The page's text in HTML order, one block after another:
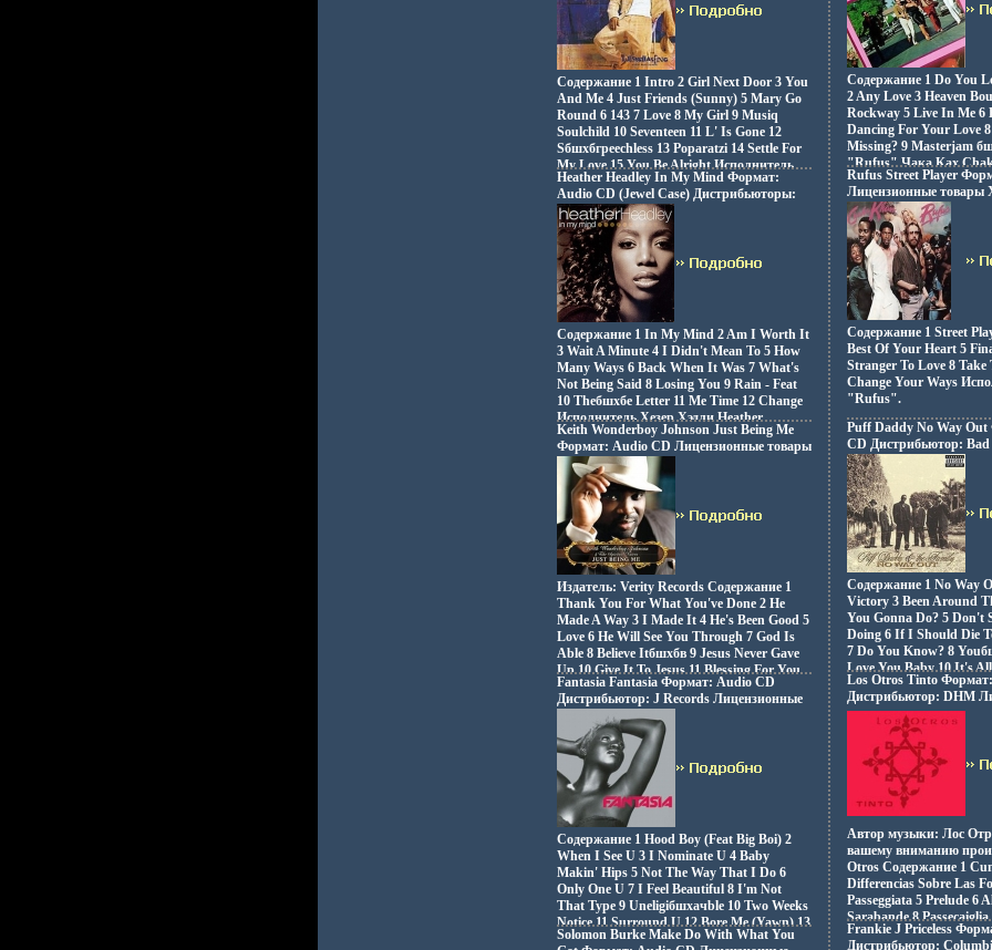
Содержание 1 Intro 2 Girl Next Door 3 You
And Me 4 Just Friends (Sunny) 5 Mary Go
Round 6 143 7 Love 8 My Girl 9 Musiq
Soulchild 10 Seventeen 11 L' Is Gone 12
Sбшхбгpeechless 13 Poparatzi 14 Settle For
My Love 15 You Be Alright Исполнитель
Musiq.
Heather Headley In My Mind Формат:
Audio CD (Jewel Case) Дистрибьюторы:
RCA, SONY BMG Германия
Лицензионные товары Характеристики
аудионосителей 2005 г Сборник:
Импортное издание инфо 5112z.
Содержание 1 In My Mind 2 Am I Worth It
3 Wait A Minute 4 I Didn't Mean To 5 How
Many Ways 6 Back When It Was 7 What's
Not Being Said 8 Losing You 9 Rain - Feat
10 Theбшхбе Letter 11 Me Time 12 Change
Исполнитель Хезер Хэдли Heather
Headley.
Keith Wonderboy Johnson Just Being Me
Формат: Audio CD Лицензионные товары
Характеристики аудионосителей 2006 г
Альбом: Импортное издание инфо 5114z.
Издатель: Verity Records Содержание 1
Thank You For What You've Done 2 He
Made A Way 3 I Made It 4 He's Been Good 5
Love 6 He Will See You Through 7 God Is
Able 8 Believe Itбшхбв 9 Jesus Never Gave
Up 10 Give It To Jesus 11 Blessing For You
12 Alright 13 Help Me To Stay Saved
Исполнитель Кэйс Вондербой Джонсон
Keith Wonderboy Johnson.
Fantasia Fantasia Формат: Audio CD
Дистрибьютор: J Records Лицензионные
товары Характеристики аудионосителей
2006 г Альбом: Импортное издание инфо
5116z.
Содержание 1 Hood Boy (Feat Big Boi) 2
When I See U 3 I Nominate U 4 Baby
Makin' Hips 5 Not The Way That I Do 6
Only One U 7 I Feel Beautiful 8 I'm Not
That Type 9 Uneligiбшхачble 10 Two Weeks
Notice 11 Surround U 12 Bore Me (Yawn) 13
Sunshine 14 Bump What Ya Friends Say
Solomon Burke Make Do With What You
Содержание 1 Do You
2 Any Love 3 Heaven
Rockway 5 Live In Me 6
Dancing For Your Love
Missing? 9 Masterjam
"Rufus" Чака Ках
Rufus Street Player
Лицензионные товары
аудионосителей 2006 г
Импортное издание
Содержание 1 Street
Best Of Your Heart 5
Stranger To Love 8 Take
Change Your Ways
"Rufus".
Puff Daddy No Way
CD Дистрибьютор: Bad
Лицензионные товары
аудионосителей 2006 г
Импортное издание
Содержание 1 No Way
Victory 3 Been Around
You Gonna Do? 5 Don't
Doing 6 If I Should Die
7 Do You Know? 8
Love You Baby 10 It's
Benjamins (Remix) 11
End? 13 I Got The
Senorita 16 I'll Be
Nobody Hold Me Down
Daddy Sean 'Puffy'
Los Otros Tinto
Дистрибьютор: DHM
товары Характеристики
2002 г Альбом:
5117z.
Автор музыки: Лос
вашему вниманию
Otros Содержание 1
Differencias Sobre Las
Passeggiata 5 Prelude 6
Sarabande 8
Jota 11 Arpeggiata 12
Frankie J Priceless
Дистрибьютор: